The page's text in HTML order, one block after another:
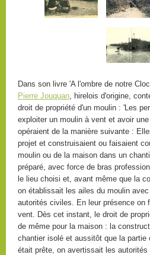
Dans son livre 'A l'ombre de notre
Pierre Jouquan, hirelois d'origine,
droit de propriété d'un moulin : 'Les
exploiter un moulin à vent et avoir
opéraient de la manière suivante :
projet et construisaient ou faisaient
moulin ou de la maison dans un
préparé, avec force de bras
le lieu choisi et, avant même que la
on établissait les ailes du moulin
autorités civiles. En leur présence on
vent. Dès cet instant, le droit de
de même pour la maison : la
chantier isolé et aussitôt que la partie
était prête, on avertissait les
Marchés d'été